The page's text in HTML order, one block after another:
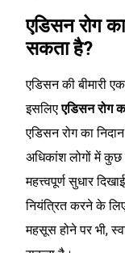
एडिसन रोग
सकता है?
एडिसन की बीमारी
इसलिएएडिसन रोग
एडिसन रोग का
अधिकांश लोगों में कुछ
महत्त्वपूर्ण सुधार
नियंत्रित करने के
महसूस होने पर भी,